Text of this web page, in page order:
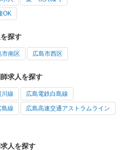
OK
探す
市南区 広島市西区
求人を探す
川線 広島電鉄白島線
島線 広島高速交通アストラムライン
人を探す